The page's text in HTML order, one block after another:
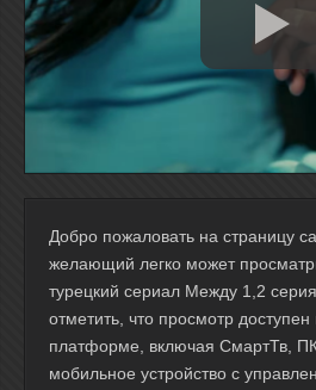
Добро пожаловать на страницу
желающий легко может
турецкий сериал Между 1,2
отметить, что просмотр
платформе, включая СмартТв,
мобильное устройство с